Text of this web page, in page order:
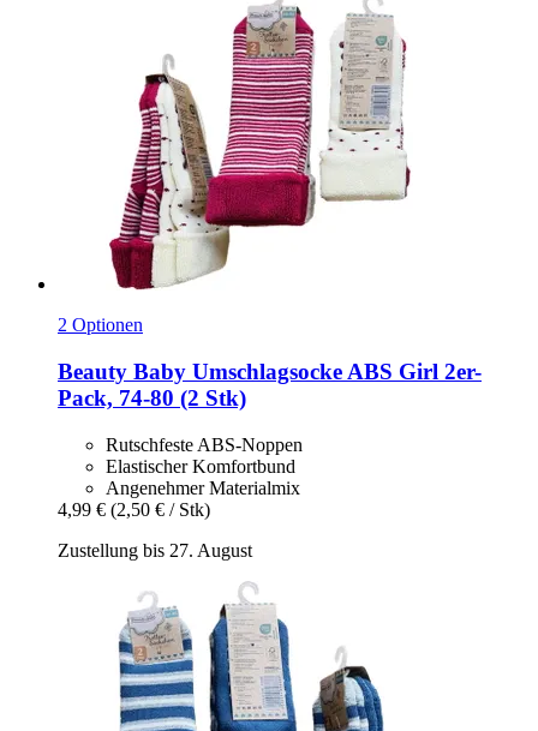
2 Optionen
Beauty Baby Umschlagsocke ABS Girl 2er-​
Pack, 74-​80 (2 Stk)
Rutschfeste ABS-Noppen
Elastischer Komfortbund
Angenehmer Materialmix
4,99 € (2,50 € / Stk)
Zustellung bis 27. August